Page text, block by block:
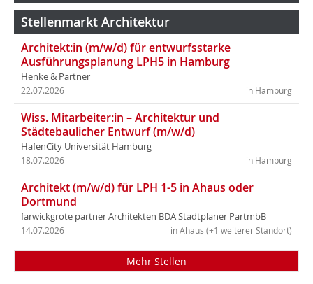
Stellenmarkt Architektur
Architekt:in (m/w/d) für entwurfsstarke
Ausführungsplanung LPH5 in Hamburg
Henke & Partner
in Hamburg
22.07.2026
Wiss. Mitarbeiter:in – Architektur und
Städtebaulicher Entwurf (m/w/d)
HafenCity Universität Hamburg
in Hamburg
18.07.2026
Architekt (m/w/d) für LPH 1-5 in Ahaus oder
Dortmund
farwickgrote partner Architekten BDA Stadtplaner PartmbB
in Ahaus (+1 weiterer Standort)
14.07.2026
Mehr Stellen